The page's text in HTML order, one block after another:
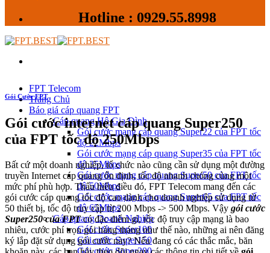
Hotline : 0929.55.8998
FPT Telecom
Trang Chủ
Báo giá cáp quang FPT
Cáp quang Hộ Gia Đình
Gói cước mạng cáp quang Super22 của FPT tốc
độ 22Mbps
Gói cước mạng cáp quang Super35 của FPT tốc
độ 35Mbps
Gói cước mạng cáp quang Super50 của FPT tốc
độ 50Mbps
Gói cước mạng cáp quang Super65 của FPT tốc
độ 65Mbps
Cáp quang Doanh Nghiệp
Gói cước Super100
Gói cước Super150
Gói cước Super200
Gói Cước FPT
Gói cước internet cáp quang Super250
của FPT tốc độ 250Mbps
Bất cứ một doanh nghiệp, tổ chức nào cũng cần sử dụng một đường
truyền Internet cáp quang ổn định, tốc độ nhanh chóng cùng một
mức phí phù hợp. Thấu hiểu điều đó, FPT Telecom mang đến các
gói cước cáp quang tốc độ cao dành cho doanh nghiệp sử dụng từ
50 thiết bị, tốc độ truy cập từ 200 Mbps -> 500 Mbps. Vậy gói cước
Super250 của FPTcó đặc điểm gì, tốc độ truy cập mạng là bao
nhiêu, cước phí trọn gói hàng tháng như thế nào, những ai nên đăng
ký lắp đặt sử dụng gói cước này? Nếu đang có các thắc mắc, băn